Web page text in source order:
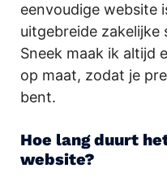
eenvoudige website
uitgebreide zakelijke
Sneek maak ik altijd
op maat, zodat je
bent.
Hoe lang duurt
website?